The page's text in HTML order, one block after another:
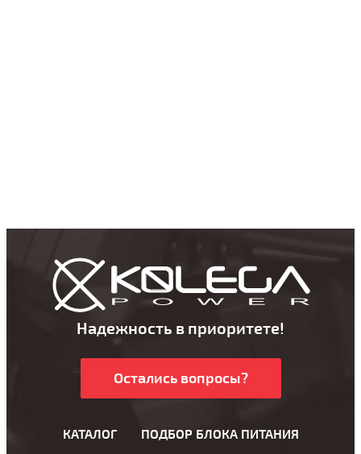
Надежность в приоритете!
Остались вопросы?
КАТАЛОГ
ПОДБОР БЛОКА ПИТАНИЯ